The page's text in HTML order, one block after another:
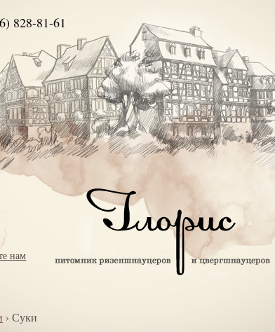
828-81-61
нам
› Суки